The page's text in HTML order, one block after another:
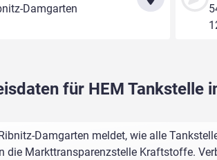
Damgarten
für HEM Tankstelle
Damgarten meldet, wie alle
die Markttransparenzstelle Kraftstoffe.